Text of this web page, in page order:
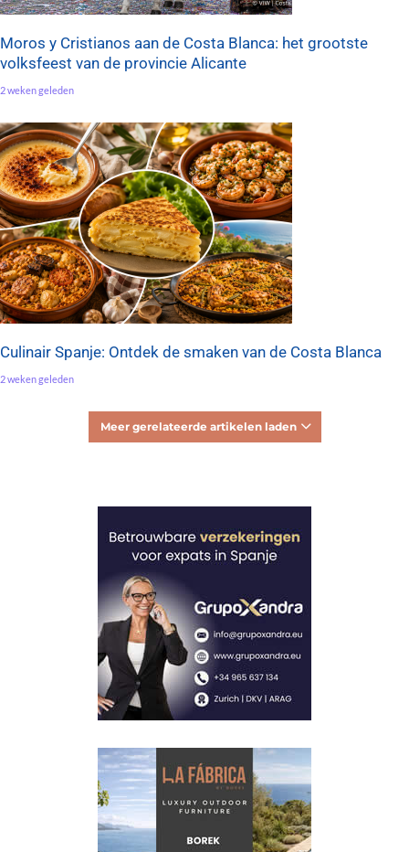
Moros y Cristianos aan de Costa Blanca: het grootste
volksfeest van de provincie Alicante
2 weken geleden
Culinair Spanje: Ontdek de smaken van de Costa Blanca
2 weken geleden
Meer gerelateerde artikelen laden